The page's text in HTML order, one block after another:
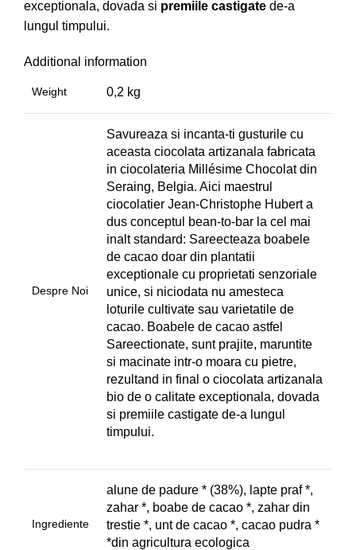
exceptionala, dovada si premiile castigate de-a
lungul timpului.
Additional information
Weight 0,2 kg
Despre Noi
Savureaza si incanta-ti gusturile cu
aceasta ciocolata artizanala fabricata
in ciocolateria Millésime Chocolat din
Seraing, Belgia. Aici maestrul
ciocolatier Jean-Christophe Hubert a
dus conceptul bean-to-bar la cel mai
inalt standard: Sareecteaza boabele
de cacao doar din plantatii
exceptionale cu proprietati senzoriale
unice, si niciodata nu amesteca
loturile cultivate sau varietatile de
cacao. Boabele de cacao astfel
Sareectionate, sunt prajite, maruntite
si macinate intr-o moara cu pietre,
rezultand in final o ciocolata artizanala
bio de o calitate exceptionala, dovada
si premiile castigate de-a lungul
timpului.
Ingrediente
alune de padure * (38%), lapte praf *,
zahar *, boabe de cacao *, zahar din
trestie *, unt de cacao *, cacao pudra *
*din agricultura ecologica